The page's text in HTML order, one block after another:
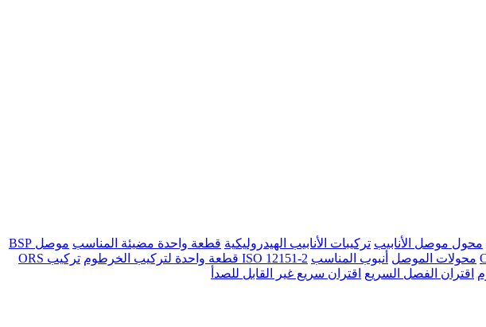
محول موصل الأنابيب تركيبات الأنابيب الهيدروليكية قطعة واحدة مضيئة المناسب موصل BSP
محولات الموصل أنبوب المناسب ISO 12151-2 قطعة واحدة لتركيب الخرطوم
تركيب ORS
اقتران الفصل السريع اقتران سريع غير القابل للصدأ